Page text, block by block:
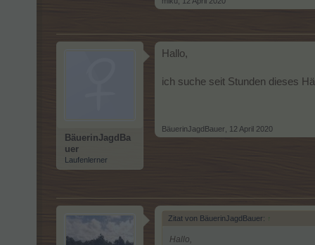
BäuerinJagdBa
uer
Laufenlerner
Hallo,
ich suche seit Stunden dieses
BäuerinJagdBauer 12 April 2020
Zitat von BäuerinJagdBauer: ↑
Hallo,